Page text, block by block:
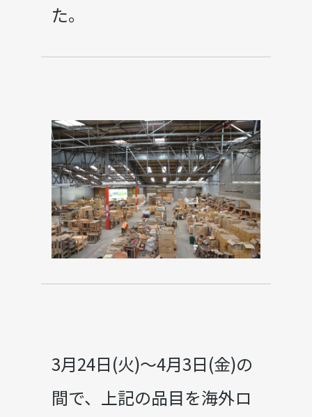
た。
3月24日(火)～4月3日(金)の
間で、上記の品目を海外ロ